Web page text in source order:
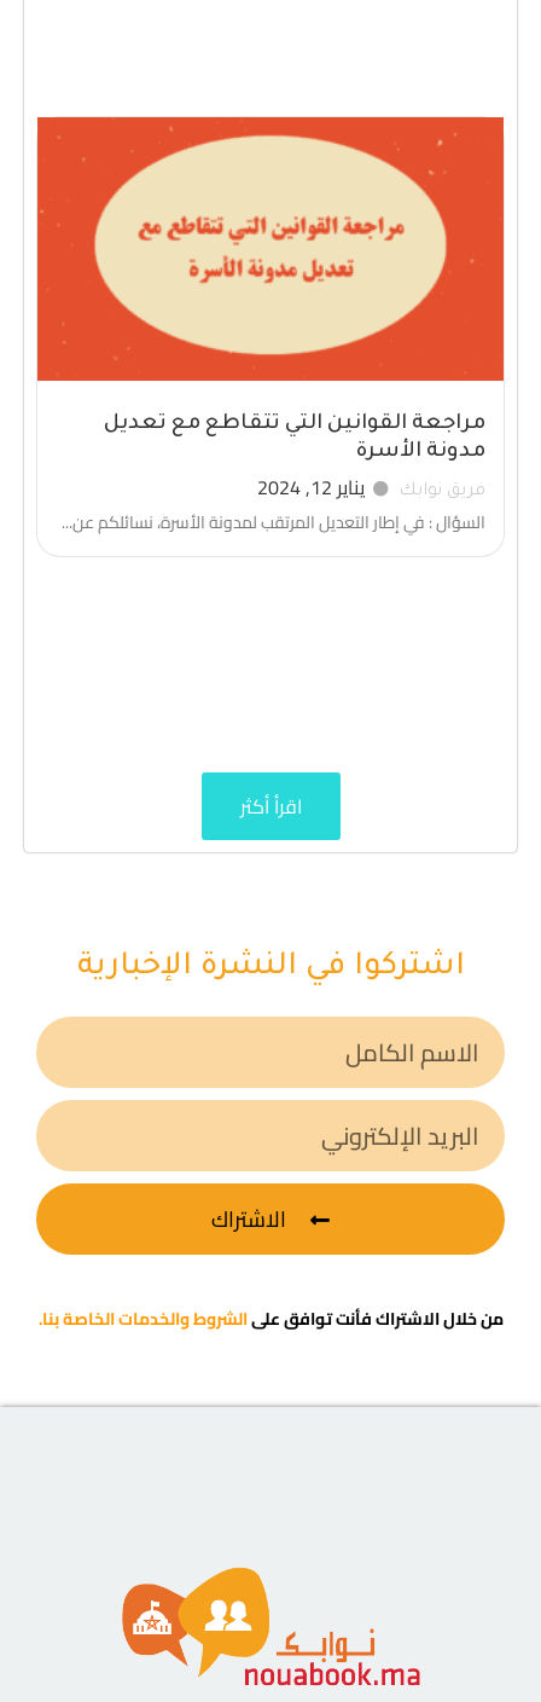
مراجعة القوانين التي تتقاطع مع تعديل
مدونة الأسرة
فريق نوابك يناير 12, 2024
السؤال : في إطار التعديل المرتقب لمدونة الأسرة، نسائلكم عن...
اقرأ أكثر
اشتركوا في النشرة الإخبارية
الاشتراك
من خلال الاشتراك فأنت توافق علىالشروط والخدمات الخاصة بنا.